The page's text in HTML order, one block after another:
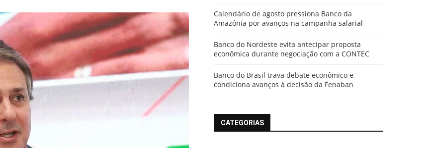
Calendário de agosto pressiona Banco da
Amazônia por avanços na campanha salarial
Banco do Nordeste evita antecipar proposta
econômica durante negociação com a CONTEC
Banco do Brasil trava debate econômico e
condiciona avanços à decisão da Fenaban
CATEGORIAS